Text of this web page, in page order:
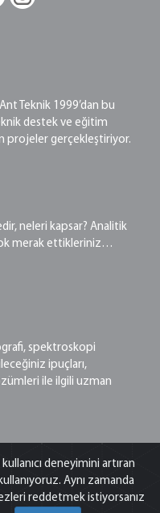
Teknik 1999’dan bu
destek ve eğitim
projeler gerçekleştiriyor.
neleri kapsar? Analitik
merak ettikleriniz…
spektroskopi
ipuçları,
ile ilgili uzman
Ticaret A.Ş. Tüm Hakları
deneyimini artıran
Aynı zamanda
reddetmek istiyorsanız